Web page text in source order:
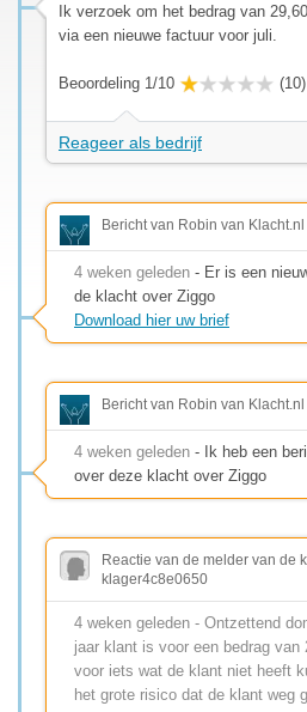
Ik verzoek om het bedrag van
via een nieuwe factuur voor juli.
Beoordeling 1/10 (10)
Reageer als bedrijf
Bericht van Robin van Klacht.nl
4 weken geleden - Er is een
de klacht over Ziggo
Download hier uw brief
Bericht van Robin van Klacht.nl
4 weken geleden - Ik heb een
over deze klacht over Ziggo
Reactie van de melder van de
klager4c8e0650
4 weken geleden - Ontzettend
jaar klant is voor een bedrag
voor iets wat de klant niet heeft
het grote risico dat de klant weg